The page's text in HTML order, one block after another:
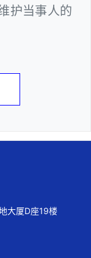
护当事人的
大厦D座19楼